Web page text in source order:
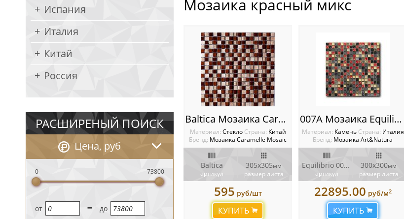
Испания
Италия
Китай
Россия
РАСШИРЕНЫЙ ПОИСК
Цена, руб
0 73800
oт - до
Мозаика красный микс
Baltica Мозаика Caramelle mosaic
Материал: Стекло Cтрана: Китай
Бренд: Мозаика Caramelle Mosaic
Baltica
артикул
305х305мм
размер листа
595 руб/шт
КУПИТЬ
007A Мозаика Equilibrio
Материал: Камень Cтрана: Италия
Бренд: Мозаика Art&Natura
Equilibrio 007A
артикул
300x300мм
размер листа
22895.00 руб/м2
КУПИТЬ